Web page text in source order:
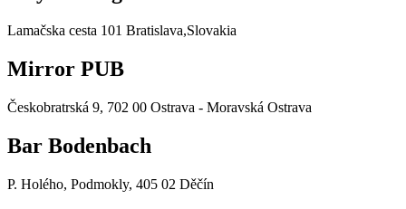
Lamačska cesta 101 Bratislava,Slovakia
Mirror PUB
Českobratrská 9, 702 00 Ostrava - Moravská Ostrava
Bar Bodenbach
P. Holého, Podmokly, 405 02 Děčín